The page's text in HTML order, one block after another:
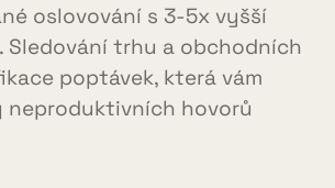
oslovování s 3-5x vyšší
Sledování trhu a obchodních
poptávek, která vám
hovorů